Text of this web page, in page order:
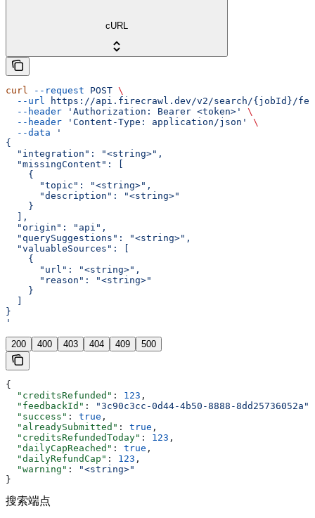
cURL
curl --request POST \
  --url
https://api.firecrawl.dev/v2/search/{jobId}/
  --header
'Authorization: Bearer <token>'
\
  --header
'Content-Type: application/json'
\
  --data
'
{
  "integration": "<string>",
  "missingContent": [
    {
      "topic": "<string>",
      "description": "<string>"
    }
  ],
  "origin": "api",
  "querySuggestions": "<string>",
  "valuableSources": [
    {
      "url": "<string>",
      "reason": "<string>"
    }
}
'
200 400 403 404 409 500
{
  "creditsRefunded"
: 123 ,
  "feedbackId"
: "3c90c3cc-0d44-4b50-8888-8dd25736052a"
  "success"
: true ,
  "alreadySubmitted"
: true ,
  "creditsRefundedToday"
: 123 ,
  "dailyCapReached"
: true ,
  "dailyRefundCap"
: 123 ,
  "warning"
:
"<string>"
}
搜索端点